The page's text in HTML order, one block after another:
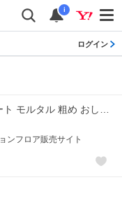
i
ログイン
ンフロア販売サイト